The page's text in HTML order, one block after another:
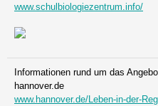
www.schulbiologiezentrum.info/
Informationen rund um das
hannover.de
www.hannover.de/Leben-in-der-